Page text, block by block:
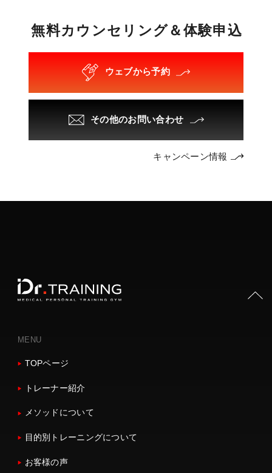
無料カ ウ ンセ リ ング＆体験申込
ウェブから予約
その他のお問い合わせ
キャンペーン情報
MENU
TOPページ
トレーナー紹介
メソッドについて
目的別トレーニングについて
お客様の声